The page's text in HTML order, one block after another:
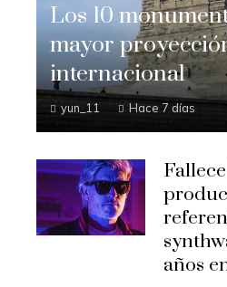
Los 10
mayor
internacional
yun_11 Hace 7 días
años